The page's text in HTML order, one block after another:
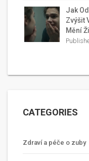
Jak
Zvýšit
Mění
CATEGORIES
Zdraví a péče o zuby